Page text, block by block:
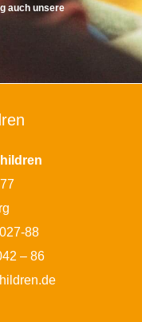
auch unsere
88
– 86